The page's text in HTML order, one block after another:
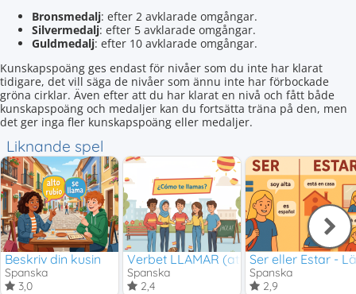
Bronsmedalj: efter 2 avklarade omgångar.
Silvermedalj: efter 5 avklarade omgångar.
Guldmedalj: efter 10 avklarade omgångar.
Kunskapspoäng ges endast för nivåer som du inte har klarat
tidigare, det vill säga de nivåer som ännu inte har förbockade
gröna cirklar. Även efter att du har klarat en nivå och fått både
kunskapspoäng och medaljer kan du fortsätta träna på den, men
det ger inga fler kunskapspoäng eller medaljer.
Liknande spel
Beskriv din kusin
Spanska
3,0
Verbet LLAMAR (att heta och
Spanska
2,4
Ser eller Estar -
Spanska
2,9